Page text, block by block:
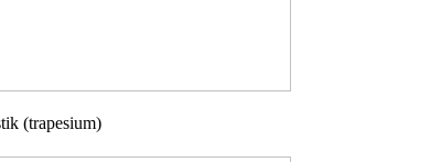
(trapesium)